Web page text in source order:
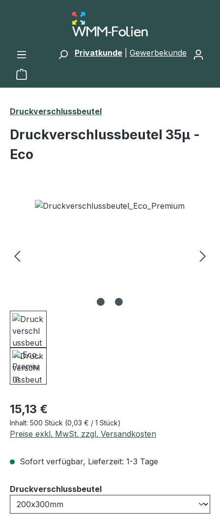
Zum Hauptinhalt springen
Privatkunde Gewerbekunde
Warenkorb enthält 0 Positionen. Der
Druckverschlussbeutel
Druckverschlussbeutel 35μ -
Eco
Bildergalerie überspringen
Regulärer Preis:
15,13 €
Inhalt: 500 Stück (0,03 € / 1 Stück)
Preise exkl. MwSt. zzgl. Versandkosten
Sofort verfügbar, Lieferzeit: 1-3 Tage
Druckverschlussbeutelauswählen